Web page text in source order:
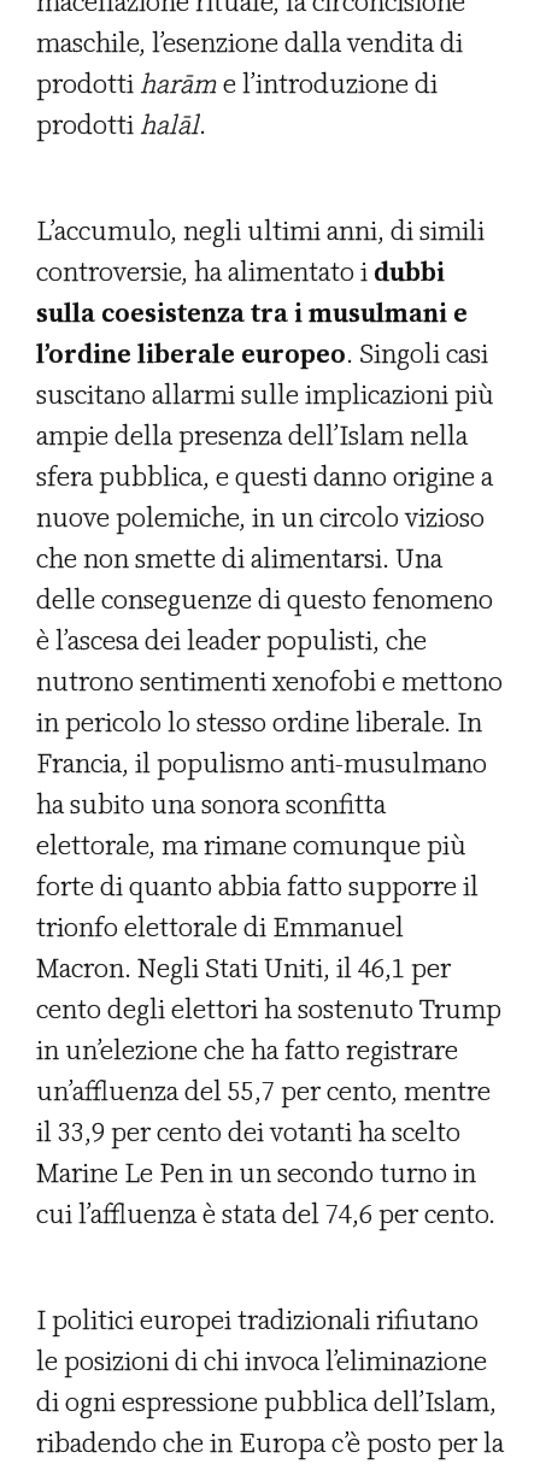
maschile, l’esenzione dalla vendita di
prodottiharāme l’introduzione di
prodottihalāl.
L’accumulo, negli ultimi anni, di simili
controversie, ha alimentato idubbi
sulla coesistenza tra i musulmani e
l’ordine liberale europeo. Singoli casi
suscitano allarmi sulle implicazioni più
ampie della presenza dell’Islam nella
sfera pubblica, e questi danno origine a
nuove polemiche, in un circolo vizioso
che non smette di alimentarsi. Una
delle conseguenze di questo fenomeno
è l’ascesa dei leader populisti, che
nutrono sentimenti xenofobi e mettono
in pericolo lo stesso ordine liberale. In
Francia, il populismo anti-musulmano
ha subito una sonora sconfitta
elettorale, ma rimane comunque più
forte di quanto abbia fatto supporre il
trionfo elettorale di Emmanuel
Macron. Negli Stati Uniti, il 46,1 per
cento degli elettori ha sostenuto Trump
in un’elezione che ha fatto registrare
un’affluenza del 55,7 per cento, mentre
il 33,9 per cento dei votanti ha scelto
Marine Le Pen in un secondo turno in
cui l’affluenza è stata del 74,6 per cento.
I politici europei tradizionali rifiutano
le posizioni di chi invoca l’eliminazione
di ogni espressione pubblica dell’Islam,
ribadendo che in Europa c’è posto per la